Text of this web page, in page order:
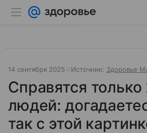
14 сентября 2025 Источник: Здоровье
Справятся только
людей:
так с этой